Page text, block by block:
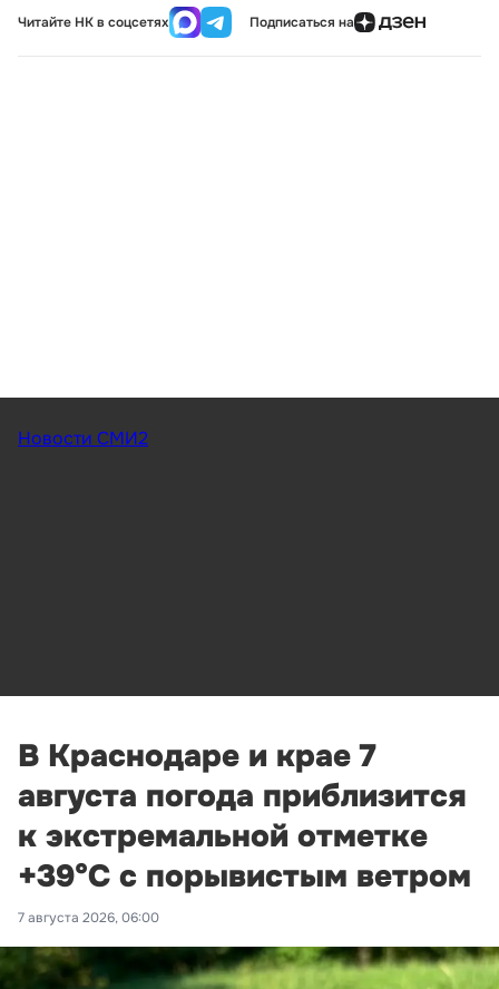
Читайте НК в соцсетях Подписаться на
Новости СМИ2
В Краснодаре и крае 7
августа погода приблизится
к экстремальной отметке
+39°С с порывистым ветром
7 августа 2026, 06:00